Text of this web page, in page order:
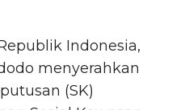
Indonesia,
menyerahkan
(SK)